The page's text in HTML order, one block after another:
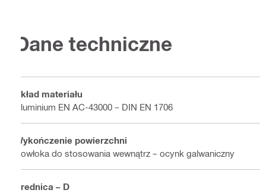
Dane techniczne
Skład materiału
Aluminium EN AC-43000 – DIN EN 1706
Wykończenie powierzchni
Powłoka do stosowania wewnątrz – ocynk galwaniczny
Średnica – D